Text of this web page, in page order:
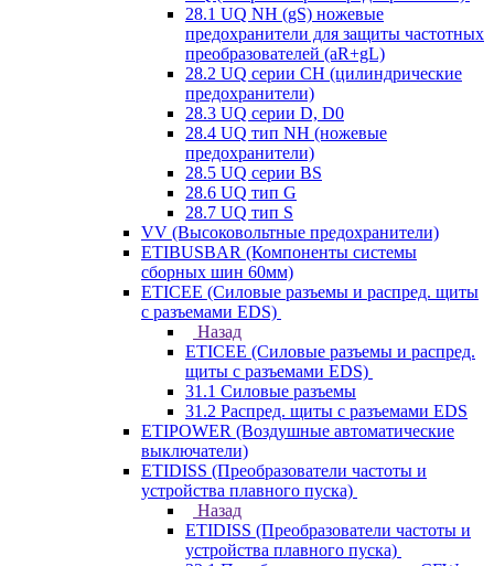
28.1 UQ NH (gS) ножевые
предохранители для защиты частотных
преобразователей (aR+gL)
28.2 UQ серии CH (цилиндрические
предохранители)
28.3 UQ серии D, D0
28.4 UQ тип NH (ножевые
предохранители)
28.5 UQ серии BS
28.6 UQ тип G
28.7 UQ тип S
VV (Высоковольтные предохранители)
ETIBUSBAR (Компоненты системы
сборных шин 60мм)
ETICEE (Силовые разъемы и распред. щиты
с разъемами EDS)
Назад
ETICEE (Силовые разъемы и распред.
щиты с разъемами EDS)
31.1 Силовые разъемы
31.2 Распред. щиты с разъемами EDS
ETIPOWER (Воздушные автоматические
выключатели)
ETIDISS (Преобразователи частоты и
устройства плавного пуска)
Назад
ETIDISS (Преобразователи частоты и
устройства плавного пуска)